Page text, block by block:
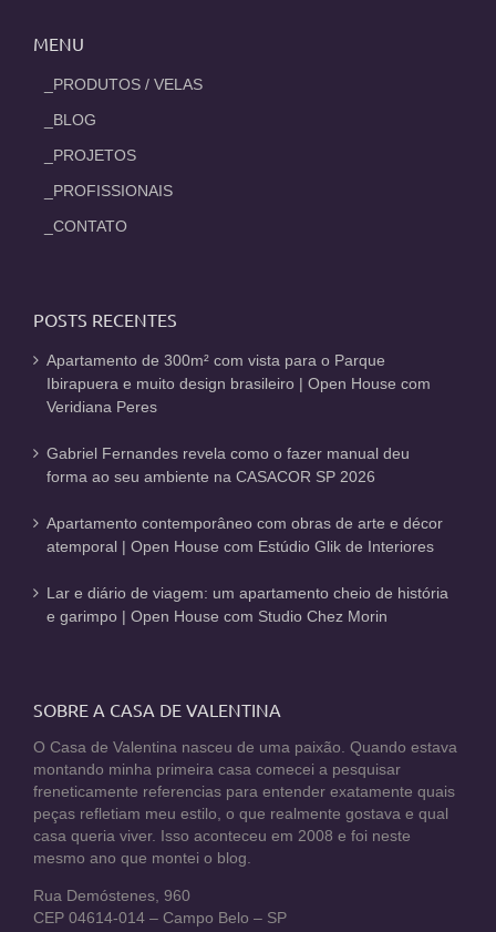
MENU
_PRODUTOS / VELAS
_BLOG
_PROJETOS
_PROFISSIONAIS
_CONTATO
POSTS RECENTES
Apartamento de 300m² com vista para o Parque
Ibirapuera e muito design brasileiro | Open House com
Veridiana Peres
Gabriel Fernandes revela como o fazer manual deu
forma ao seu ambiente na CASACOR SP 2026
Apartamento contemporâneo com obras de arte e décor
atemporal | Open House com Estúdio Glik de Interiores
Lar e diário de viagem: um apartamento cheio de história
e garimpo | Open House com Studio Chez Morin
SOBRE A CASA DE VALENTINA
O Casa de Valentina nasceu de uma paixão. Quando estava
montando minha primeira casa comecei a pesquisar
freneticamente referencias para entender exatamente quais
peças refletiam meu estilo, o que realmente gostava e qual
casa queria viver. Isso aconteceu em 2008 e foi neste
mesmo ano que montei o blog.
Rua Demóstenes, 960
CEP 04614-014 – Campo Belo – SP